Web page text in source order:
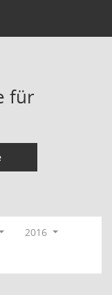
für
2016